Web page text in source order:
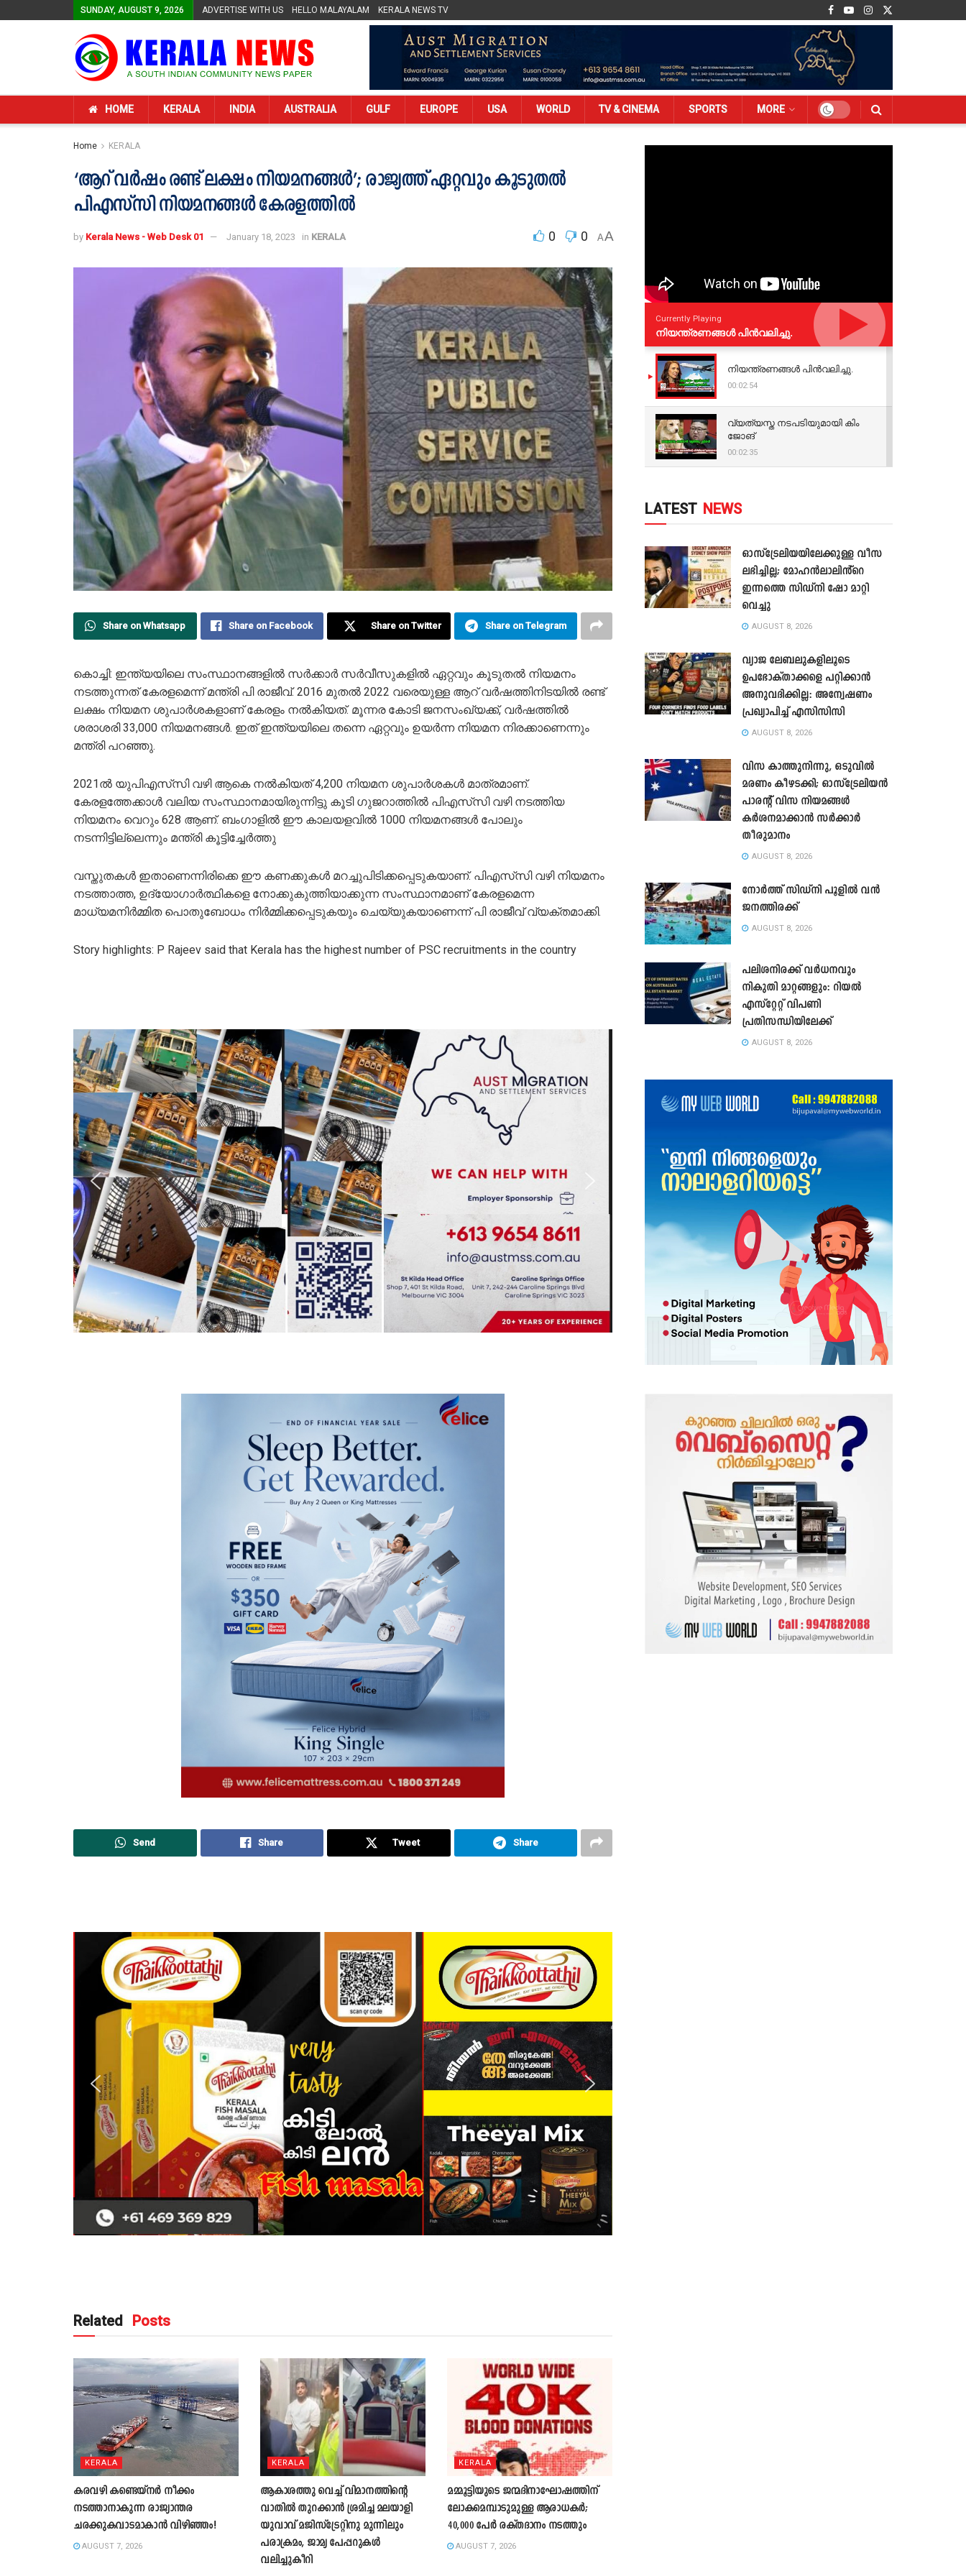
SUNDAY, AUGUST 9, 2026 ADVERTISE WITH US HELLO MALAYALAM KERALA NEWS TV
HOME KERALA INDIA AUSTRALIA GULF EUROPE USA WORLD TV & CINEMA SPORTS MORE
Home KERALA
‘ആറ് വര്‍ഷം രണ്ട് ലക്ഷം നിയമനങ്ങള്‍’; രാജ്യത്ത് ഏറ്റവും കൂടുതല്‍
പിഎസ്‌സി നിയമനങ്ങള്‍ കേരളത്തില്‍
by Kerala News - Web Desk 01 January 18, 2023 in KERALA 0 0 AA
Share on Whatsapp Share on Facebook Share on Twitter Share on Telegram
കൊച്ചി: ഇന്ത്യയിലെ സംസ്ഥാനങ്ങളില്‍ സര്‍ക്കാര്‍ സര്‍വീസുകളില്‍ ഏറ്റവും കൂടുതല്‍ നിയമനം
നടത്തുന്നത് കേരളമെന്ന് മന്ത്രി പി രാജീവ്. 2016 മുതല്‍ 2022 വരെയുള്ള ആറ് വര്‍ഷത്തിനിടയില്‍ രണ്ട്
ലക്ഷം നിയമന ശുപാര്‍ശകളാണ് കേരളം നല്‍കിയത്. മൂന്നര കോടി ജനസംഖ്യക്ക്, വര്‍ഷത്തില്‍
ശരാശരി 33,000 നിയമനങ്ങള്‍. ഇത് ഇന്ത്യയിലെ തന്നെ ഏറ്റവും ഉയര്‍ന്ന നിയമന നിരക്കാണെന്നും
മന്ത്രി പറഞ്ഞു.
2021ല്‍ യുപിഎസ്‌സി വഴി ആകെ നല്‍കിയത് 4,200 നിയമന ശുപാര്‍ശകള്‍ മാത്രമാണ്.
കേരളത്തേക്കാള്‍ വലിയ സംസ്ഥാനമായിരുന്നിട്ടു കൂടി ഗുജറാത്തില്‍ പിഎസ്‌സി വഴി നടത്തിയ
നിയമനം വെറും 628 ആണ്. ബംഗാളില്‍ ഈ കാലയളവില്‍ 1000 നിയമനങ്ങള്‍ പോലും
നടന്നിട്ടില്ലെന്നും മന്ത്രി കൂട്ടിച്ചേര്‍ത്തു
വസ്തുതകള്‍ ഇതാണെന്നിരിക്കെ ഈ കണക്കുകള്‍ മറച്ചുപിടിക്കപ്പെടുകയാണ്. പിഎസ്‌സി വഴി നിയമനം
നടത്താത്ത, ഉദ്യോഗാര്‍ത്ഥികളെ നോക്കുകുത്തിയാക്കുന്ന സംസ്ഥാനമാണ് കേരളമെന്ന
മാധ്യമനിര്‍മ്മിത പൊതുബോധം നിര്‍മ്മിക്കപ്പെടുകയും ചെയ്യുകയാണെന്ന് പി രാജീവ് വ്യക്തമാക്കി.
Story highlights: P Rajeev said that Kerala has the highest number of PSC recruitments in the country
Send Share Tweet Share
Related Posts
KERALA
കരവഴി കണ്ടെയ്നർ നീക്കം
നടത്താനാകുന്ന രാജ്യാന്തര
ചരക്കുകവാടമാകാൻ വിഴിഞ്ഞം!
AUGUST 7, 2026
KERALA
ആകാശത്തു വെച്ച് വിമാനത്തിന്റെ
വാതില്‍ തുറക്കാന്‍ ശ്രമിച്ച മലയാളി
യുവാവ് മജിസ്ട്രേറ്റിനു മുന്നിലും
പരാക്രമം, ജാമ്യ പേപ്പറുകൾ
വലിച്ചുകീറി
KERALA
മമ്മൂട്ടിയുടെ ജന്മദിനാഘോഷത്തിന്
ലോകമെമ്പാടുമുള്ള ആരാധകർ;
40,000 പേർ രക്തദാനം നടത്തും
AUGUST 7, 2026
Currently Playing
നിയന്ത്രണങ്ങള്‍ പിന്‍വലിച്ചു.
നിയന്ത്രണങ്ങള്‍ പിന്‍വലിച്ചു.
00:02:54
വ്യത്യസ്ത നടപടിയുമായി കിം
ജോങ്
00:02:35
LATEST NEWS
ഓസ്‌ട്രേലിയയിലേക്കുള്ള വീസ
ലഭിച്ചില്ല; മോഹൻലാലിൻ്റെ
ഇന്നത്തെ സിഡ്നി ഷോ മാറ്റി
വെച്ചു
AUGUST 8, 2026
വ്യാജ ലേബലുകളിലൂടെ
ഉപഭോക്താക്കളെ പറ്റിക്കാൻ
അനുവദിക്കില്ല: അന്വേഷണം
പ്രഖ്യാപിച്ച് എസിസിസി
AUGUST 8, 2026
വിസ കാത്തുനിന്നു, ഒടുവിൽ
മരണം കീഴടക്കി; ഓസ്‌ട്രേലിയൻ
പാരന്റ് വിസ നിയമങ്ങൾ
കർശനമാക്കാൻ സർക്കാർ
തീരുമാനം
AUGUST 8, 2026
നോർത്ത് സിഡ്നി പൂളിൽ വൻ
ജനത്തിരക്ക്
AUGUST 8, 2026
പലിശനിരക്ക് വർധനവും
നികുതി മാറ്റങ്ങളും: റിയൽ
എസ്റ്റേറ്റ് വിപണി
പ്രതിസന്ധിയിലേക്ക്
AUGUST 8, 2026